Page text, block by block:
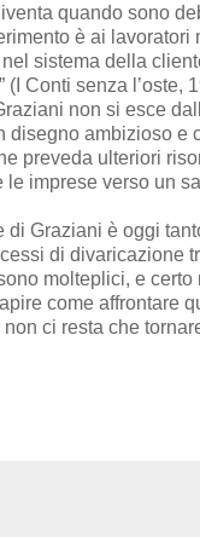
quando sono
è ai lavoratori
sistema della
(I Conti senza l’oste,
non si esce
disegno ambizioso e
preveda ulteriori
le imprese verso un
di Graziani è oggi
di divaricazione
molteplici, e
come affrontare
ci resta che